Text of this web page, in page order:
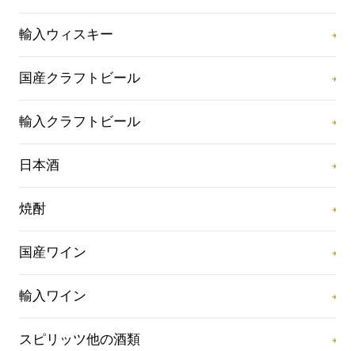
輸入ウィスキー
国産クラフトビール
輸入クラフトビール
日本酒
焼酎
国産ワイン
輸入ワイン
スピリッツ他の酒類